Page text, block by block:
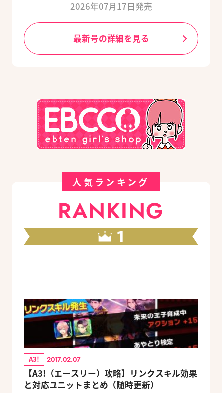
2026年07月17日発売
最新号の詳細を見る
人気ランキング
RANKING
1
A3! 2017.02.07
【A3!（エースリー）攻略】リンクスキル効果
と対応ユニットまとめ（随時更新）